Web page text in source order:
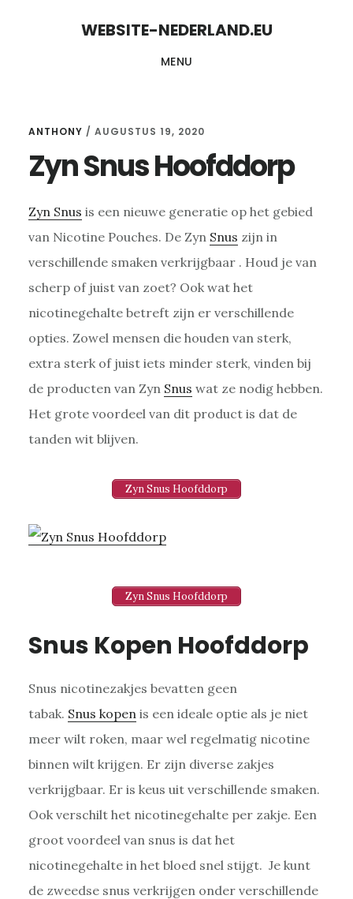
WEBSITE-NEDERLAND.EU
MENU
ANTHONY / AUGUSTUS 19, 2020
Zyn Snus Hoofddorp
Zyn Snus is een nieuwe generatie op het gebied
van Nicotine Pouches. De Zyn Snus zijn in
verschillende smaken verkrijgbaar . Houd je van
scherp of juist van zoet? Ook wat het
nicotinegehalte betreft zijn er verschillende
opties. Zowel mensen die houden van sterk,
extra sterk of juist iets minder sterk, vinden bij
de producten van Zyn Snus wat ze nodig hebben.
Het grote voordeel van dit product is dat de
tanden wit blijven.
Zyn Snus Hoofddorp
Zyn Snus Hoofddorp
Snus Kopen Hoofddorp
Snus nicotinezakjes bevatten geen
tabak. Snus kopen is een ideale optie als je niet
meer wilt roken, maar wel regelmatig nicotine
binnen wilt krijgen. Er zijn diverse zakjes
verkrijgbaar. Er is keus uit verschillende smaken.
Ook verschilt het nicotinegehalte per zakje. Een
groot voordeel van snus is dat het
nicotinegehalte in het bloed snel stijgt. Je kunt
de zweedse snus verkrijgen onder verschillende